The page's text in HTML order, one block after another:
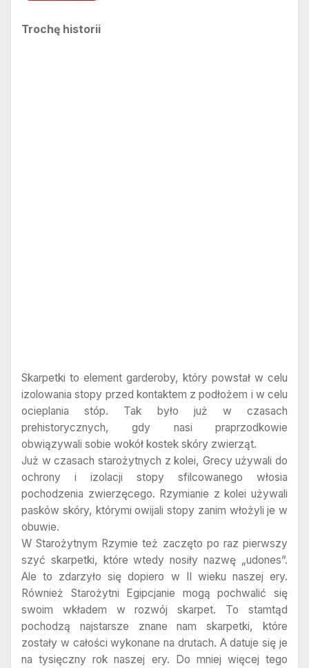
Trochę historii
Skarpetki to element garderoby, który powstał w celu
izolowania stopy przed kontaktem z podłożem i w celu
ocieplania stóp. Tak było już w czasach
prehistorycznych, gdy nasi praprzodkowie
obwiązywali sobie wokół kostek skóry zwierząt.
Już w czasach starożytnych z kolei, Grecy używali do
ochrony i izolacji stopy sfilcowanego włosia
pochodzenia zwierzęcego. Rzymianie z kolei używali
pasków skóry, którymi owijali stopy zanim włożyli je w
obuwie.
W Starożytnym Rzymie też zaczęto po raz pierwszy
szyć skarpetki, które wtedy nosiły nazwę „udones”.
Ale to zdarzyło się dopiero w II wieku naszej ery.
Również Starożytni Egipcjanie mogą pochwalić się
swoim wkładem w rozwój skarpet. To stamtąd
pochodzą najstarsze znane nam skarpetki, które
zostały w całości wykonane na drutach. A datuje się je
na tysięczny rok naszej ery. Do mniej więcej tego